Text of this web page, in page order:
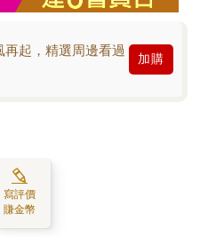
起，精選周邊看過
加購
寫評價
賺金幣